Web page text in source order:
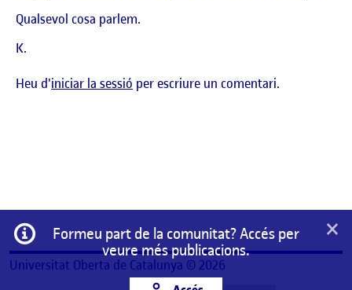
Qualsevol cosa parlem.
K.
Heu d'iniciar la sessió per escriure un comentari.
Informació
Formeu part de la comunitat? Accés per
veure més publicacions.
×
Universitat Oberta de Catalunya © 2026